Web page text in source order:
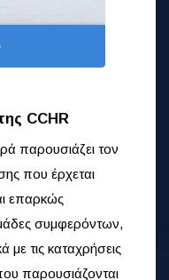
CCHR
παρουσιάζει τον
που έρχεται
επαρκώς
συμφερόντων,
με τις καταχρήσεις
παρουσιάζονται